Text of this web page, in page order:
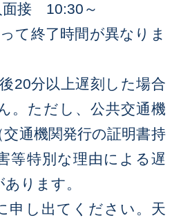
10:30～
て終了時間が異なりま
20分以上遅刻した場合
。ただし、公共交通機
通機関発行の証明書持
等特別な理由による遅
ります。
申し出てください。天